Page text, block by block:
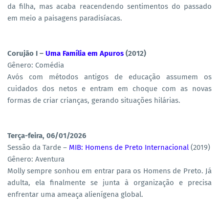
da filha, mas acaba reacendendo sentimentos do passado
em meio a paisagens paradisíacas.
Corujão I – Uma Família em Apuros (2012)
Gênero: Comédia
Avós com métodos antigos de educação assumem os
cuidados dos netos e entram em choque com as novas
formas de criar crianças, gerando situações hilárias.
Terça-feira, 06/01/2026
Sessão da Tarde – MIB: Homens de Preto Internacional (2019)
Gênero: Aventura
Molly sempre sonhou em entrar para os Homens de Preto. Já
adulta, ela finalmente se junta à organização e precisa
enfrentar uma ameaça alienígena global.